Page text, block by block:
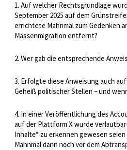
1. Auf welcher Rechtsgrundlage
September 2025 auf dem
errichtete Mahnmal zum Gedenken
Massenmigration entfernt?
2. Wer gab die entsprechende
3. Erfolgte diese Anweisung auch
Geheiß politischer Stellen – und
4. In einer Veröffentlichung des
auf der Plattform X wurde
Inhalte“ zu erkennen gewesen
Mahnmal dann noch vor dem